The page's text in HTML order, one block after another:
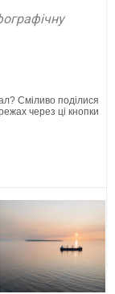
Сміливо поділися
через ці кнопки